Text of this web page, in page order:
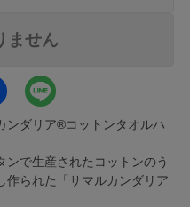
ません
ンダリア®コットンタオルハ
で生産されたコットンのう
作られた「サマルカンダリア